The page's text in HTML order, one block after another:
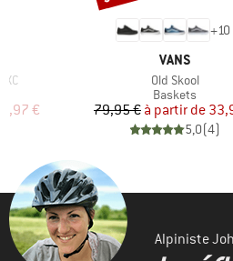
€
+10
MARQUE
VANS
Article
Old Skool
Product group
Baskets
Prix
79,95 € Prix
à partir de
5,0(4)
Alpiniste